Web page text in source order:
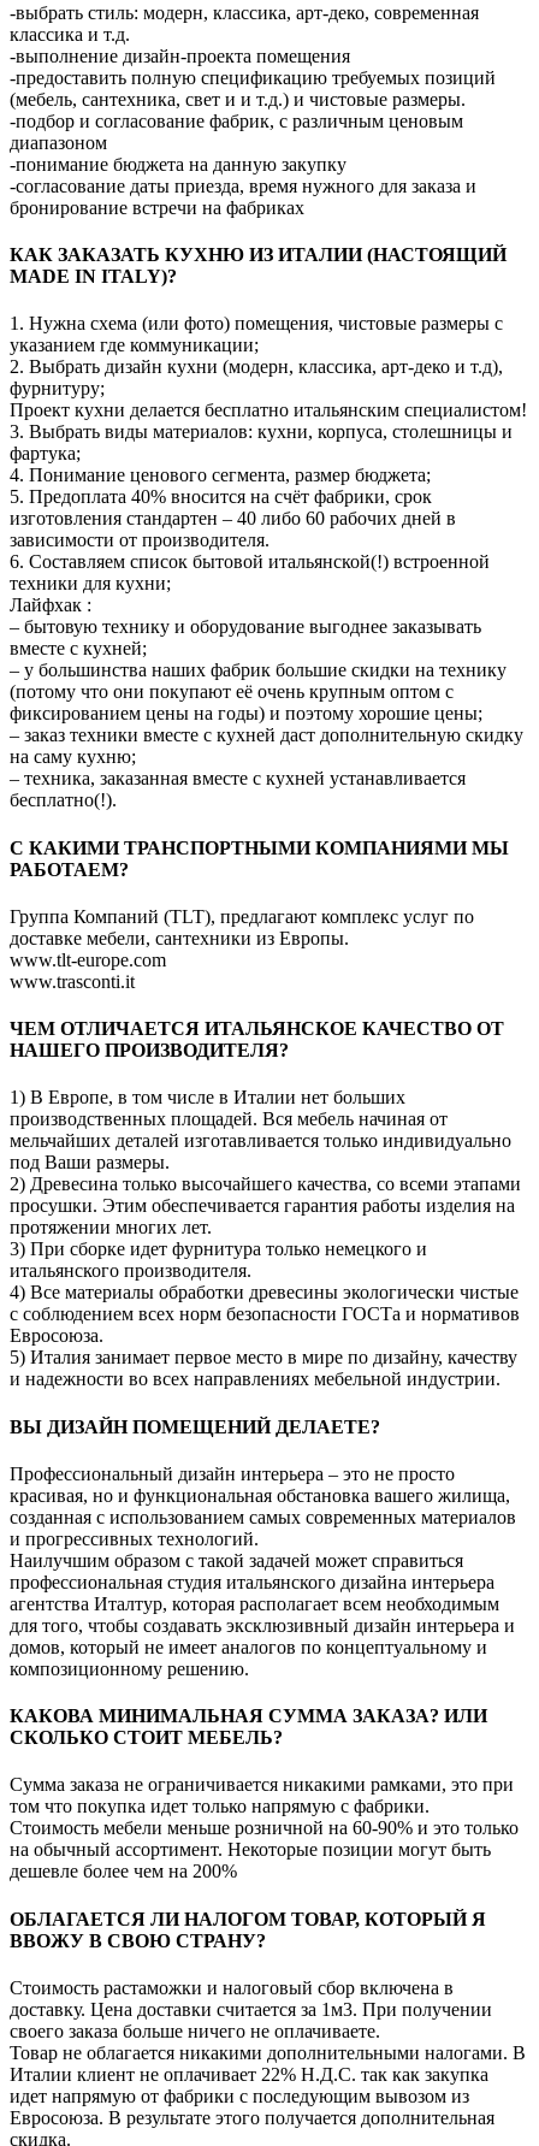
-выбрать стиль: модерн, классика, арт-деко, современная
классика и т.д.
-выполнение дизайн-проекта помещения
-предоставить полную спецификацию требуемых позиций
(мебель, сантехника, свет и и т.д.) и чистовые размеры.
-подбор и согласование фабрик, с различным ценовым
диапазоном
-понимание бюджета на данную закупку
-согласование даты приезда, время нужного для заказа и
бронирование встречи на фабриках
КАК ЗАКАЗАТЬ КУХНЮ ИЗ ИТАЛИИ (НАСТОЯЩИЙ
MADE IN ITALY)?
1. Нужна схема (или фото) помещения, чистовые размеры с
указанием где коммуникации;
2. Выбрать дизайн кухни (модерн, классика, арт-деко и т.д),
фурнитуру;
Проект кухни делается бесплатно итальянским специалистом!
3. Выбрать виды материалов: кухни, корпуса, столешницы и
фартука;
4. Понимание ценового сегмента, размер бюджета;
5. Предоплата 40% вносится на счёт фабрики, срок
изготовления стандартен – 40 либо 60 рабочих дней в
зависимости от производителя.
6. Составляем список бытовой итальянской(!) встроенной
техники для кухни;
Лайфхак :
– бытовую технику и оборудование выгоднее заказывать
вместе с кухней;
– у большинства наших фабрик большие скидки на технику
(потому что они покупают её очень крупным оптом с
фиксированием цены на годы) и поэтому хорошие цены;
– заказ техники вместе с кухней даст дополнительную скидку
на саму кухню;
– техника, заказанная вместе с кухней устанавливается
бесплатно(!).
C КАКИМИ ТРАНСПОРТНЫМИ КОМПАНИЯМИ МЫ
РАБОТАЕМ?
Группа Компаний (TLT), предлагают комплекс услуг по
доставке мебели, сантехники из Европы.
www.tlt-europe.com
www.trasconti.it
ЧЕМ ОТЛИЧАЕТСЯ ИТАЛЬЯНСКОЕ КАЧЕСТВО ОТ
НАШЕГО ПРОИЗВОДИТЕЛЯ?
1) В Европе, в том числе в Италии нет больших
производственных площадей. Вся мебель начиная от
мельчайших деталей изготавливается только индивидуально
под Ваши размеры.
2) Древесина только высочайшего качества, со всеми этапами
просушки. Этим обеспечивается гарантия работы изделия на
протяжении многих лет.
3) При сборке идет фурнитура только немецкого и
итальянского производителя.
4) Все материалы обработки древесины экологически чистые
с соблюдением всех норм безопасности ГОСТа и нормативов
Евросоюза.
5) Италия занимает первое место в мире по дизайну, качеству
и надежности во всех направлениях мебельной индустрии.
ВЫ ДИЗАЙН ПОМЕЩЕНИЙ ДЕЛАЕТЕ?
Профессиональный дизайн интерьера – это не просто
красивая, но и функциональная обстановка вашего жилища,
созданная с использованием самых современных материалов
и прогрессивных технологий.
Наилучшим образом с такой задачей может справиться
профессиональная студия итальянского дизайна интерьера
агентства Италтур, которая располагает всем необходимым
для того, чтобы создавать эксклюзивный дизайн интерьера и
домов, который не имеет аналогов по концептуальному и
композиционному решению.
КАКОВА МИНИМАЛЬНАЯ СУММА ЗАКАЗА? ИЛИ
СКОЛЬКО СТОИТ МЕБЕЛЬ?
Сумма заказа не ограничивается никакими рамками, это при
том что покупка идет только напрямую с фабрики.
Стоимость мебели меньше розничной на 60-90% и это только
на обычный ассортимент. Некоторые позиции могут быть
дешевле более чем на 200%
ОБЛАГАЕТСЯ ЛИ НАЛОГОМ ТОВАР, КОТОРЫЙ Я
ВВОЖУ В СВОЮ СТРАНУ?
Стоимость растаможки и налоговый сбор включена в
доставку. Цена доставки считается за 1м3. При получении
своего заказа больше ничего не оплачиваете.
Товар не облагается никакими дополнительными налогами. В
Италии клиент не оплачивает 22% Н.Д.С. так как закупка
идет напрямую от фабрики с последующим вывозом из
Евросоюза. В результате этого получается дополнительная
скидка.